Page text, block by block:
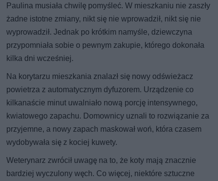
Paulina musiała chwilę pomyśleć. W mieszkaniu nie zaszły
żadne istotne zmiany, nikt się nie wprowadził, nikt się nie
wyprowadził. Jednak po krótkim namyśle, dziewczyna
przypomniała sobie o pewnym zakupie, którego dokonała
kilka dni wcześniej.
Na korytarzu mieszkania znalazł się nowy odświeżacz
powietrza z automatycznym dyfuzorem. Urządzenie co
kilkanaście minut uwalniało nową porcję intensywnego,
kwiatowego zapachu. Domownicy uznali to rozwiązanie za
przyjemne, a nowy zapach maskował woń, która czasem
wydobywała się z kociej kuwety.
Weterynarz zwrócił uwagę na to, że koty mają znacznie
bardziej wyczulony węch. Co więcej, niektóre sztuczne